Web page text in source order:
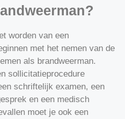
worden van een
met het nemen van de
als brandweerman.
sollicitatieprocedure
schriftelijk examen, een
en een medisch
moet je ook een